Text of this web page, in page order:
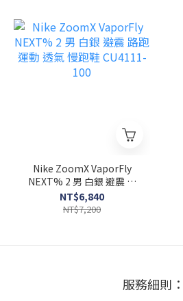
Nike ZoomX VaporFly
NEXT% 2 男 白銀 避震 路
跑 運動 透氣 慢跑鞋
CU4111-100
NT$6,840
NT$7,200
服務細則：